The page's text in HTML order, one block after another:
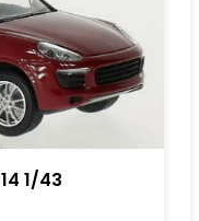
1/43